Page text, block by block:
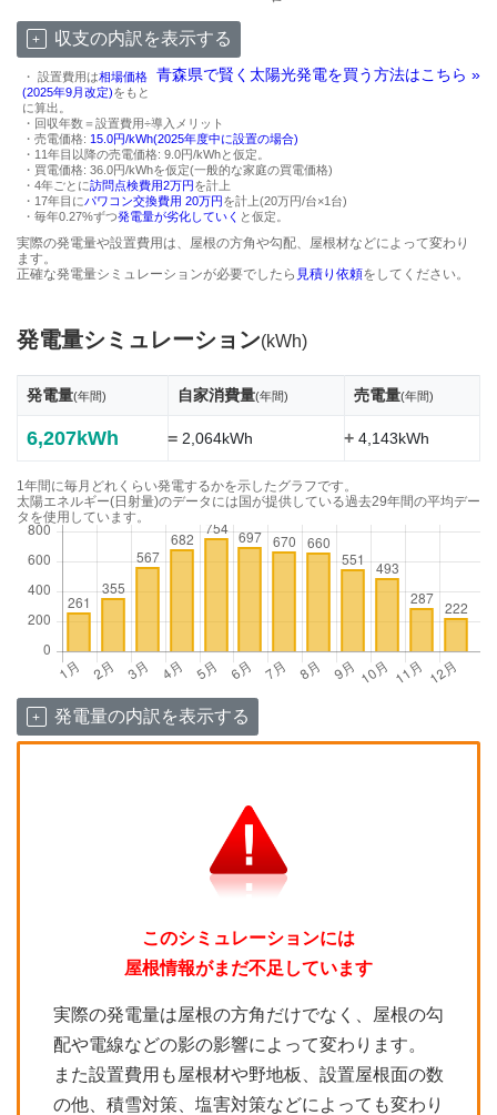
収支の内訳を表示する
青森県で賢く太陽光発電を買う方法はこちら »
・ 設置費用は相場価格
(2025年9月改定)をもと
に算出。
・回収年数＝設置費用÷導入メリット
・売電価格: 15.0円/kWh(2025年度中に設置の場合)
・11年目以降の売電価格: 9.0円/kWhと仮定。
・買電価格: 36.0円/kWhを仮定(一般的な家庭の買電価格)
・4年ごとに訪問点検費用2万円を計上
・17年目にパワコン交換費用 20万円を計上(20万円/台×1台)
・毎年0.27%ずつ発電量が劣化していく と仮定。
実際の発電量や設置費用は、屋根の方角や勾配、屋根材などによって変わり
ます。
正確な発電量シミュレーションが必要でしたら 見積り依頼をしてください。
発電量シミュレーション(kWh)
発電量(年間) 自家消費量(年間) 売電量(年間)
6,207kWh =2,064kWh +4,143kWh
1年間に毎月どれくらい発電するかを示したグラフです。
太陽エネルギー(日射量)のデータには国が提供している過去29年間の平均デー
タを使用しています。
発電量の内訳を表示する
このシミュレーションには
屋根情報がまだ不足しています
実際の発電量は屋根の方角だけでなく、屋根の勾
配や電線などの影の影響によって変わります。
また設置費用も屋根材や野地板、設置屋根面の数
の他、積雪対策、塩害対策などによっても変わり